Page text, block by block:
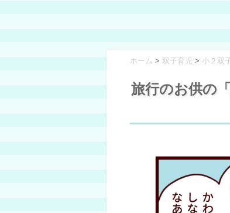
ホーム > 双子育児 > 小２双
旅行のお供の